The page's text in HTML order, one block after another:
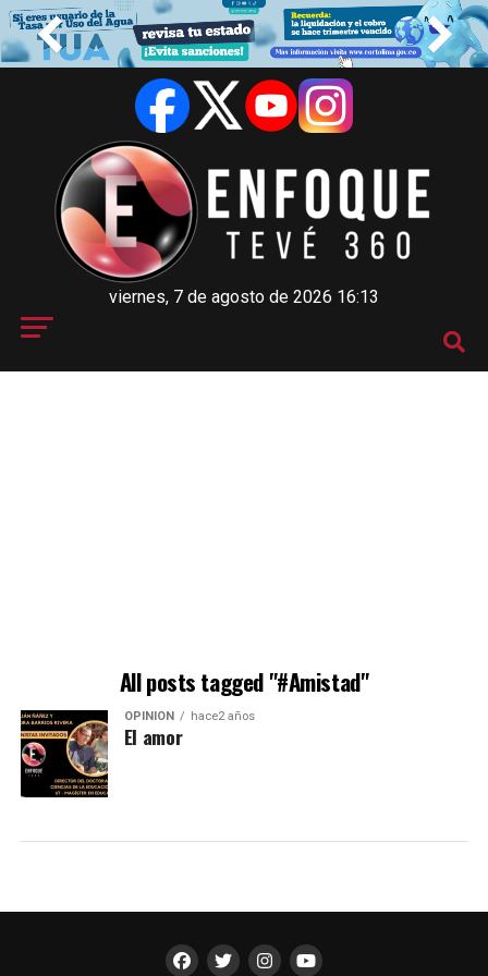
viernes, 7 de agosto de 2026 16:13
All posts tagged "#Amistad"
OPINIÓN hace2 años
El amor